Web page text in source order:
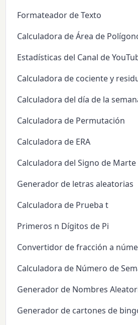
Formateador de Texto
Calculadora de Área de
Estadísticas del Canal de
Calculadora de cociente y
Calculadora del día de la
Calculadora de Permutación
Calculadora de ERA
Calculadora del Signo de Marte
Generador de letras aleatorias
Calculadora de Prueba t
Primeros n Dígitos de Pi
Convertidor de fracción a
Calculadora de Número de
Generador de Nombres
Generador de cartones de